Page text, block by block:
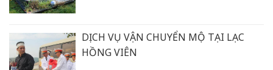
DỊCH VỤ VẬN CHUYỂN MỘ TẠI LẠC
HỒNG VIÊN